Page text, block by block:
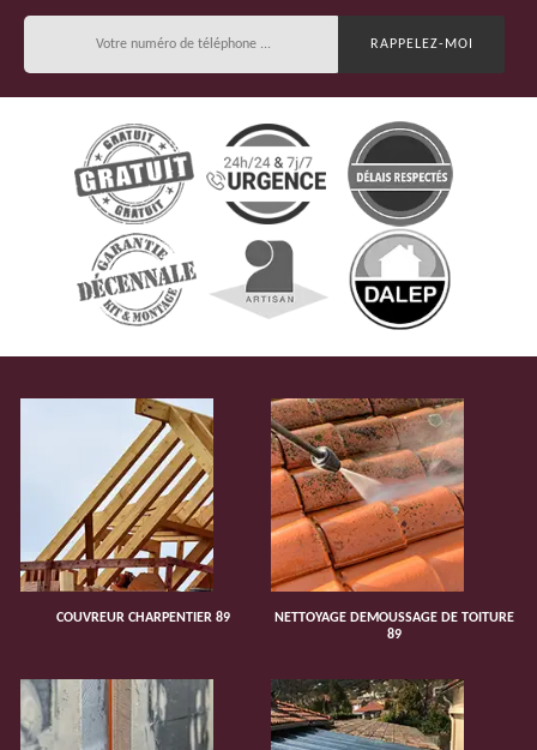
COUVREUR CHARPENTIER 89
NETTOYAGE DEMOUSSAGE DE TOITURE
89